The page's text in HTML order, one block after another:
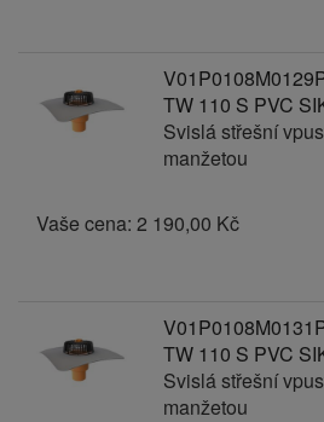
TW 110 S PVC
Svislá střešní
manžetou
Vaše cena: 2 190,00 Kč
TW 110 S PVC
Svislá střešní
manžetou